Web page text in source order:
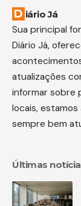
Diário Já
Sua principal
Diário Já,
atualizações
informar sobre
locais,
sempre bem
Últimas